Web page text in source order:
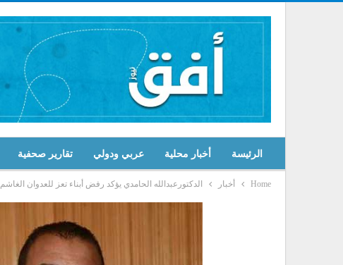
الرئيسة أخبار محلية عربي ودولي تقارير صحفية
Home أخبار الدكتورعبدالله الحامدي يؤكد رفض أبناء تعز للعدوان الغاشم